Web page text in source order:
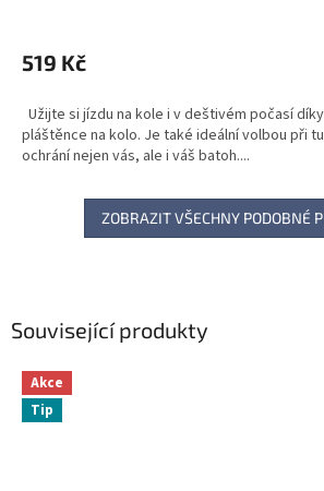
Související produkty
Akce
Tip
519 Kč
Užijte si jízdu na kole i v deštivém počasí
pláštěnce na kolo. Je také ideální volbou při
ochrání nejen vás, ale i váš batoh....
ZOBRAZIT VŠECHNY PODOBNÉ